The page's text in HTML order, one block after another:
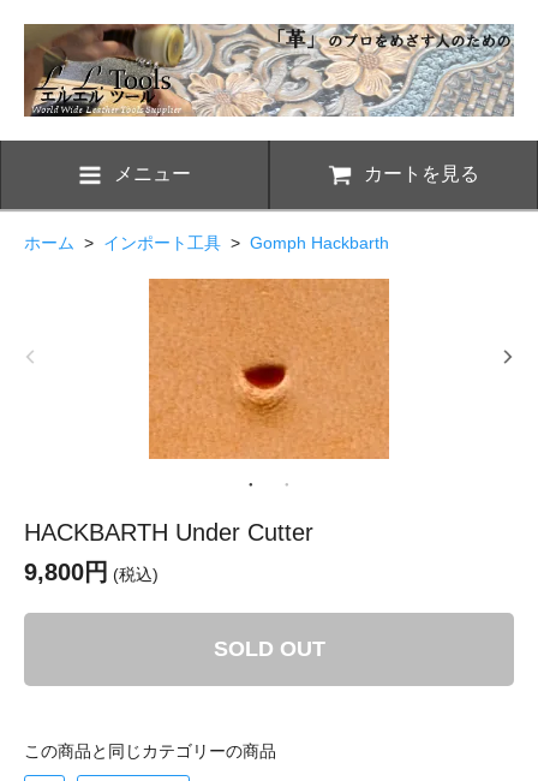
メニュー カートを見る
ホーム > インポート工具 > Gomph Hackbarth
HACKBARTH Under Cutter
9,800円 (税込)
SOLD OUT
この商品と同じカテゴリーの商品